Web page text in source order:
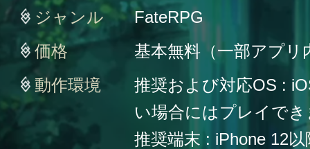
ジャンル
FateRPG
価格
基本無料（一部アプリ
動作環境
推奨および対応OS :
い場合にはプレイで
推奨端末 : iPhone 12以